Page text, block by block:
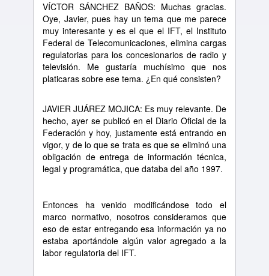
VÍCTOR SÁNCHEZ BAÑOS: Muchas gracias.
Oye, Javier, pues hay un tema que me parece
muy interesante y es el que el IFT, el Instituto
Federal de Telecomunicaciones, elimina cargas
regulatorias para los concesionarios de radio y
televisión. Me gustaría muchísimo que nos
platicaras sobre ese tema. ¿En qué consisten?
JAVIER JUÁREZ MOJICA: Es muy relevante. De
hecho, ayer se publicó en el Diario Oficial de la
Federación y hoy, justamente estáentrando en
vigor, y de lo que se trata es que se eliminó una
obligación de entrega de información técnica,
legal y programática, que databa del año 1997.
Entonces ha venido modificándose todo el
marco normativo, nosotros consideramos que
eso de estar entregando esa información ya no
estaba aportándole algún valor agregado a la
labor regulatoria del IFT.